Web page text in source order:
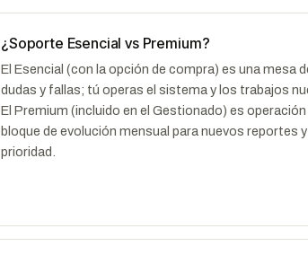
¿Soporte Esencial vs Premium?
El Esencial (con la opción de compra) es una mesa
dudas y fallas; tú operas el sistema y los trabajos
El Premium (incluido en el Gestionado) es
bloque de evolución mensual para nuevos reportes
prioridad.